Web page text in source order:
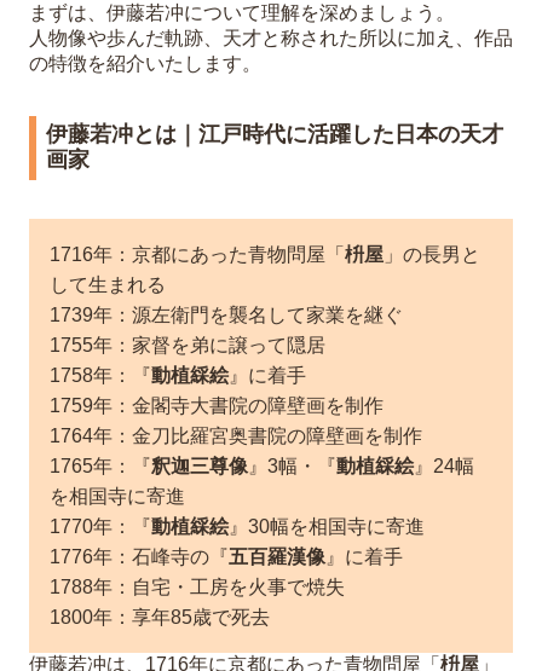
まずは、伊藤若冲について理解を深めましょう。
人物像や歩んだ軌跡、天才と称された所以に加え、作品
の特徴を紹介いたします。
伊藤若冲とは｜江戸時代に活躍した日本の天才
画家
1716年：京都にあった青物問屋「 枡屋 」の長男と
して生まれる
1739年：源左衛門を襲名して家業を継ぐ
1755年：家督を弟に譲って隠居
1758年：『動植綵絵 』に着手
1759年：金閣寺大書院の障壁画を制作
1764年：金刀比羅宮奥書院の障壁画を制作
1765年：『釈迦三尊像 』3幅・『動植綵絵 』24幅
を相国寺に寄進
1770年：『動植綵絵 』30幅を相国寺に寄進
1776年：石峰寺の『五百羅漢像 』に着手
1788年：自宅・工房を火事で焼失
1800年：享年85歳で死去
伊藤若冲は、1716年に京都にあった青物問屋「 枡屋 」